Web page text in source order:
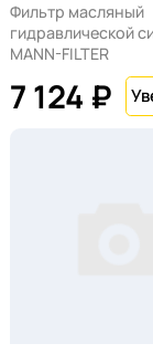
Фильтр масляный
гидравлической
MANN-FILTER
7 124 ₽